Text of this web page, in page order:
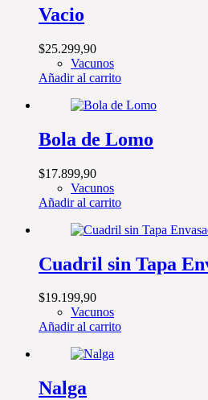
Vacio
$25.299,90
Vacunos
Añadir al carrito
Bola de Lomo
$17.899,90
Vacunos
Añadir al carrito
Cuadril sin Tapa
$19.199,90
Vacunos
Añadir al carrito
Nalga